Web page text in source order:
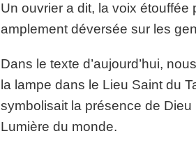
Un ouvrier a dit, la voix étouffée
amplement déversée sur les
Dans le texte d’aujourd’hui,
la lampe dans le Lieu Saint du
symbolisait la présence de Dieu
Lumière du monde.